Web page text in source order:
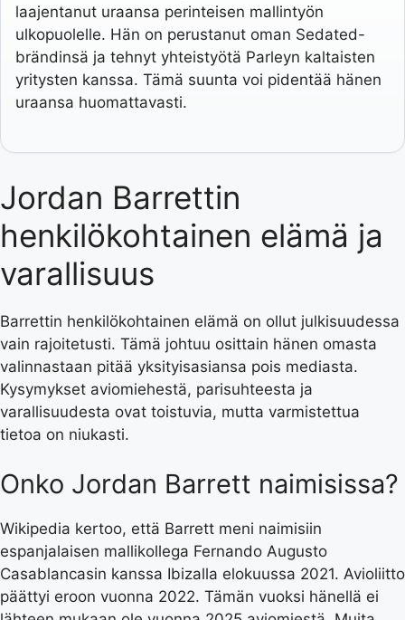
laajentanut uraansa perinteisen mallintyön
ulkopuolelle. Hän on perustanut oman Sedated-
brändinsä ja tehnyt yhteistyötä Parleyn kaltaisten
yritysten kanssa. Tämä suunta voi pidentää hänen
uraansa huomattavasti.
Jordan Barrettin
henkilökohtainen elämä ja
varallisuus
Barrettin henkilökohtainen elämä on ollut julkisuudessa
vain rajoitetusti. Tämä johtuu osittain hänen omasta
valinnastaan pitää yksityisasiansa pois mediasta.
Kysymykset aviomiehestä, parisuhteesta ja
varallisuudesta ovat toistuvia, mutta varmistettua
tietoa on niukasti.
Onko Jordan Barrett naimisissa?
Wikipedia kertoo, että Barrett meni naimisiin
espanjalaisen mallikollega Fernando Augusto
Casablancasin kanssa Ibizalla elokuussa 2021. Avioliitto
päättyi eroon vuonna 2022. Tämän vuoksi hänellä ei